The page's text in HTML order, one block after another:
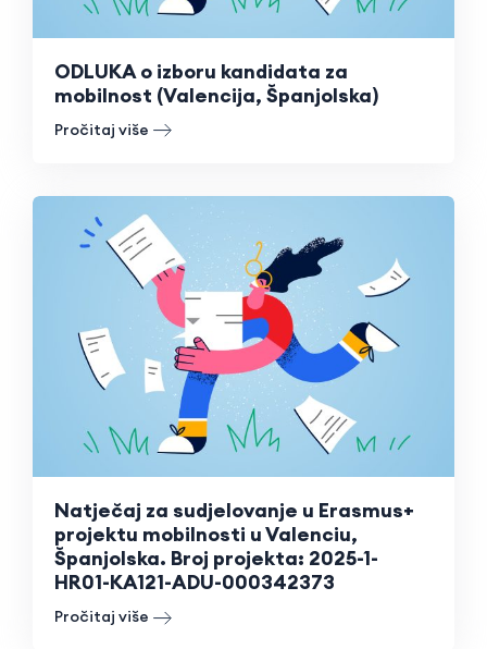
ODLUKA o izboru kandidata za
mobilnost (Valencija, Španjolska)
Pročitaj više
Natječaj za sudjelovanje u Erasmus+
projektu mobilnosti u Valenciu,
Španjolska. Broj projekta: 2025-1-
HR01-KA121-ADU-000342373
Pročitaj više